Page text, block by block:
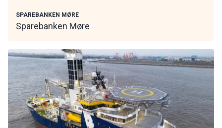
SPAREBANKEN MØRE
Sparebanken Møre